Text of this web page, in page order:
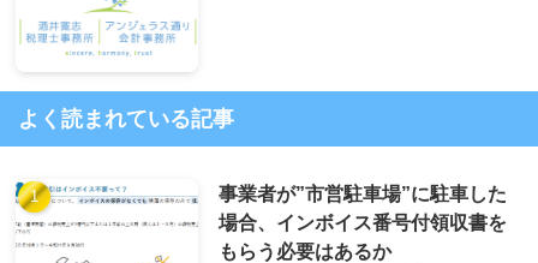
よく読まれている記事
事業者が”市営駐車場”に駐車した
場合、インボイス番号付領収書を
もらう必要はあるか